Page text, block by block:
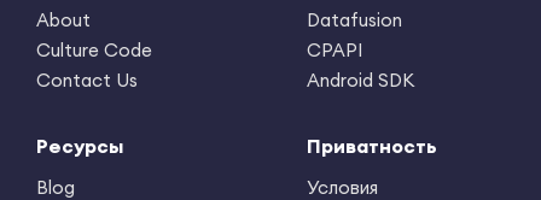
About
Culture Code
Contact Us
Datafusion
CPAPI
Android SDK
Ресурсы
Blog
Приватность
Условия